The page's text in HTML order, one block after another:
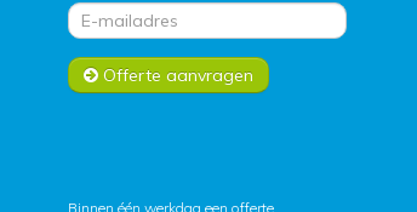
Offerte aanvragen
Binnen één werkdag een offerte